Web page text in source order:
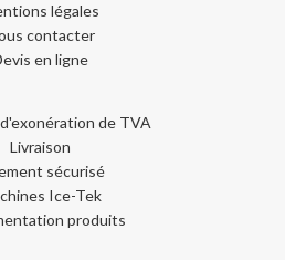
légales
contacter
en ligne
de TVA
Livraison
sécurisé
Ice-Tek
produits